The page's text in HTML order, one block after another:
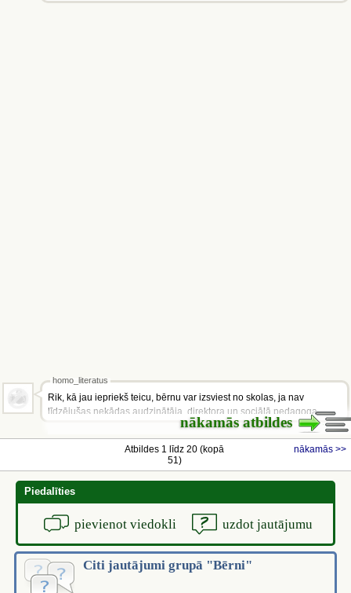
homo_literatus
Rik, kā jau iepriekš teicu, bērnu var izsviest no skolas, ja nav
līdzējušas nekādas audzinātāja, direktora un sociālā pedagoga
aktivitātes - pārrunas ar bērnu,...nākamās atbildes
Atbildes 1 līdz 20 (kopā
51)
nākamās >>
Piedalīties
pievienot viedokli uzdot jautājumu
Citi jautājumi grupā "Bērni"